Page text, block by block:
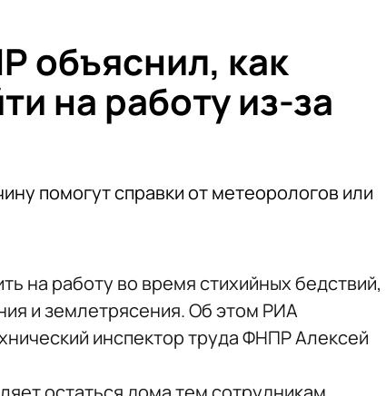
объяснил, как
на работу из-за
помогут справки от метеорологов или
на работу во время стихийных бедствий,
и землетрясения. Об этом РИА
инспектор труда ФНПР Алексей